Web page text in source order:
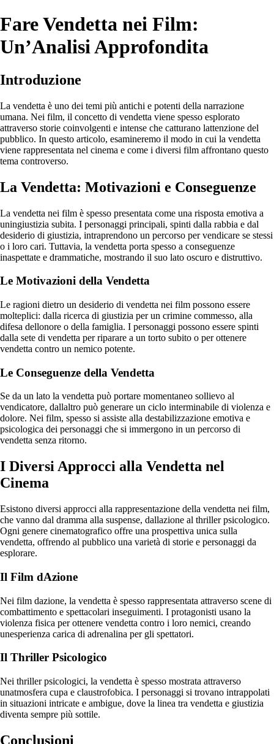
Fare Vendetta nei Film:
Un’Analisi Approfondita
Introduzione
La vendetta è uno dei temi più antichi e potenti della narrazione
umana. Nei film, il concetto di vendetta viene spesso esplorato
attraverso storie coinvolgenti e intense che catturano lattenzione del
pubblico. In questo articolo, esamineremo il modo in cui la vendetta
viene rappresentata nel cinema e come i diversi film affrontano questo
tema controverso.
La Vendetta: Motivazioni e Conseguenze
La vendetta nei film è spesso presentata come una risposta emotiva a
uningiustizia subita. I personaggi principali, spinti dalla rabbia e dal
desiderio di giustizia, intraprendono un percorso per vendicare se stessi
o i loro cari. Tuttavia, la vendetta porta spesso a conseguenze
inaspettate e drammatiche, mostrando il suo lato oscuro e distruttivo.
Le Motivazioni della Vendetta
Le ragioni dietro un desiderio di vendetta nei film possono essere
molteplici: dalla ricerca di giustizia per un crimine commesso, alla
difesa dellonore o della famiglia. I personaggi possono essere spinti
dalla sete di vendetta per riparare a un torto subito o per ottenere
vendetta contro un nemico potente.
Le Conseguenze della Vendetta
Se da un lato la vendetta può portare momentaneo sollievo al
vendicatore, dallaltro può generare un ciclo interminabile di violenza e
dolore. Nei film, spesso si assiste alla destabilizzazione emotiva e
psicologica dei personaggi che si immergono in un percorso di
vendetta senza ritorno.
I Diversi Approcci alla Vendetta nel
Cinema
Esistono diversi approcci alla rappresentazione della vendetta nei film,
che vanno dal dramma alla suspense, dallazione al thriller psicologico.
Ogni genere cinematografico offre una prospettiva unica sulla
vendetta, offrendo al pubblico una varietà di storie e personaggi da
esplorare.
Il Film dAzione
Nei film dazione, la vendetta è spesso rappresentata attraverso scene di
combattimento e spettacolari inseguimenti. I protagonisti usano la
violenza fisica per ottenere vendetta contro i loro nemici, creando
unesperienza carica di adrenalina per gli spettatori.
Il Thriller Psicologico
Nei thriller psicologici, la vendetta è spesso mostrata attraverso
unatmosfera cupa e claustrofobica. I personaggi si trovano intrappolati
in situazioni intricate e ambigue, dove la linea tra vendetta e giustizia
diventa sempre più sottile.
Conclusioni